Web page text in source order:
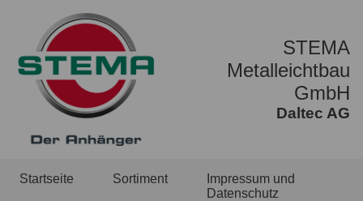
STEMA
Metalleichtbau
GmbH
Daltec AG
Startseite Sortiment
Impressum und
Datenschutz